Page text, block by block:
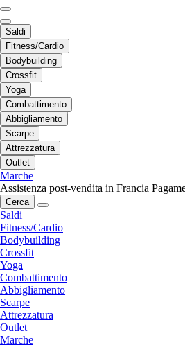
Saldi
Fitness/Cardio
Bodybuilding
Crossfit
Yoga
Combattimento
Abbigliamento
Scarpe
Attrezzatura
Outlet
Marche
Assistenza post-vendita in Francia
Cerca
Saldi
Fitness/Cardio
Bodybuilding
Crossfit
Yoga
Combattimento
Abbigliamento
Scarpe
Attrezzatura
Outlet
Marche